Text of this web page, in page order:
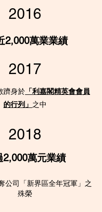
2016
2,000萬業業績
2017
躋身於 「利嘉閣精英會會員
的行列」 之中
2018
2,000萬元業績
公司「新界區全年冠軍」之
殊榮